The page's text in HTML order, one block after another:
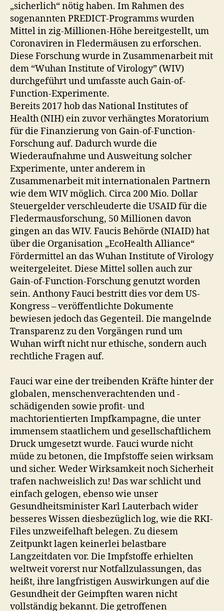
„sicherlich“ nötig haben. Im Rahmen des
sogenannten PREDICT-Programms wurden
Mittel in zig-Millionen-Höhe bereitgestellt, um
Coronaviren in Fledermäusen zu erforschen.
Diese Forschung wurde in Zusammenarbeit mit
dem “Wuhan Institute of Virology” (WIV)
durchgeführt und umfasste auch Gain-of-
Function-Experimente.
Bereits 2017 hob das National Institutes of
Health (NIH) ein zuvor verhängtes Moratorium
für die Finanzierung von Gain-of-Function-
Forschung auf. Dadurch wurde die
Wiederaufnahme und Ausweitung solcher
Experimente, unter anderem in
Zusammenarbeit mit internationalen Partnern
wie dem WIV möglich. Circa 200 Mio. Dollar
Steuergelder verschleuderte die USAID für die
Fledermausforschung, 50 Millionen davon
gingen an das WIV. Faucis Behörde (NIAID) hat
über die Organisation „EcoHealth Alliance“
Fördermittel an das Wuhan Institute of Virology
weitergeleitet. Diese Mittel sollen auch zur
Gain-of-Function-Forschung genutzt worden
sein. Anthony Fauci bestritt dies vor dem US-
Kongress – veröffentlichte Dokumente
bewiesen jedoch das Gegenteil. Die mangelnde
Transparenz zu den Vorgängen rund um
Wuhan wirft nicht nur ethische, sondern auch
rechtliche Fragen auf.
Fauci war eine der treibenden Kräfte hinter der
globalen, menschenverachtenden und -
schädigenden sowie profit- und
machtorientierten Impfkampagne, die unter
immensem staatlichem und gesellschaftlichem
Druck umgesetzt wurde. Fauci wurde nicht
müde zu betonen, die Impfstoffe seien wirksam
und sicher. Weder Wirksamkeit noch Sicherheit
trafen nachweislich zu! Das war schlicht und
einfach gelogen, ebenso wie unser
Gesundheitsminister Karl Lauterbach wider
besseres Wissen diesbezüglich log, wie die RKI-
Files unzweifelhaft belegen. Zu diesem
Zeitpunkt lagen keinerlei belastbare
Langzeitdaten vor. Die Impfstoffe erhielten
weltweit vorerst nur Notfallzulassungen, das
heißt, ihre langfristigen Auswirkungen auf die
Gesundheit der Geimpften waren nicht
vollständig bekannt. Die getroffenen